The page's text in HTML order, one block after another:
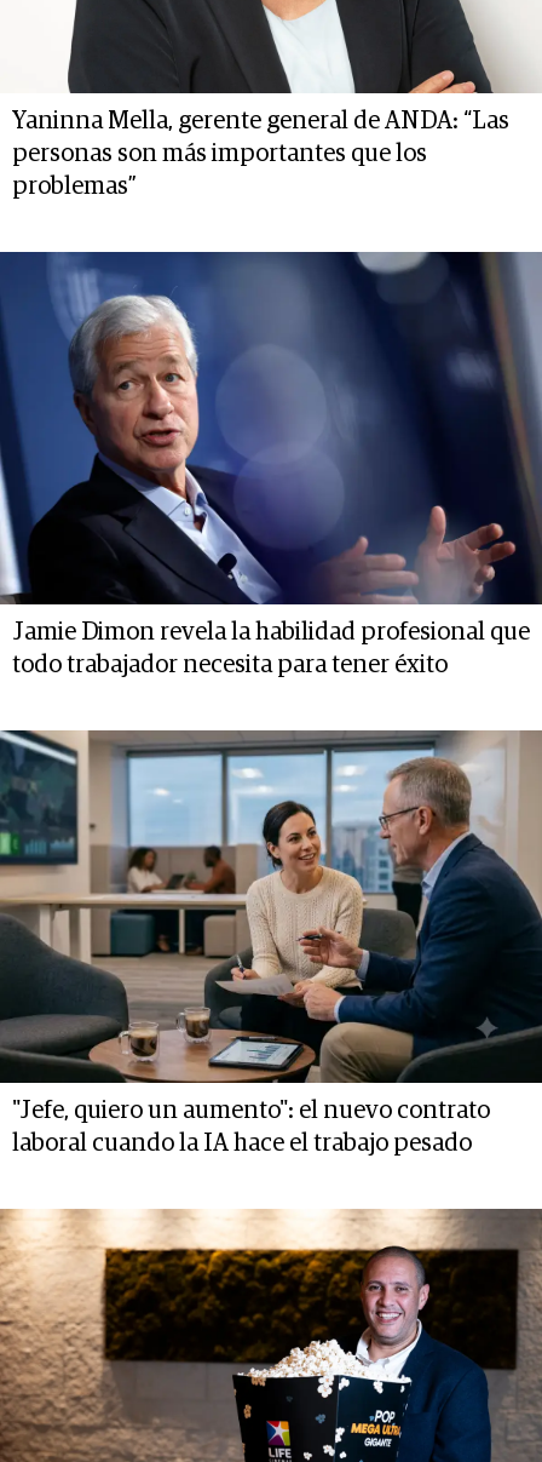
Yaninna Mella, gerente general de ANDA: “Las
personas son más importantes que los
problemas”
Jamie Dimon revela la habilidad profesional que
todo trabajador necesita para tener éxito
"Jefe, quiero un aumento": el nuevo contrato
laboral cuando la IA hace el trabajo pesado